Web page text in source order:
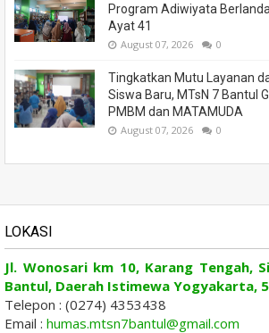
Program Adiwiyata
Ayat 41
August 07, 2026 0
Tingkatkan Mutu Layanan
Siswa Baru, MTsN 7 Bantul
PMBM dan MATAMUDA
August 07, 2026 0
LOKASI
Jl. Wonosari km 10, Karang Tengah,
Bantul, Daerah Istimewa Yogyakarta,
Telepon : (0274) 4353438
Email : humas.mtsn7bantul@gmail.com